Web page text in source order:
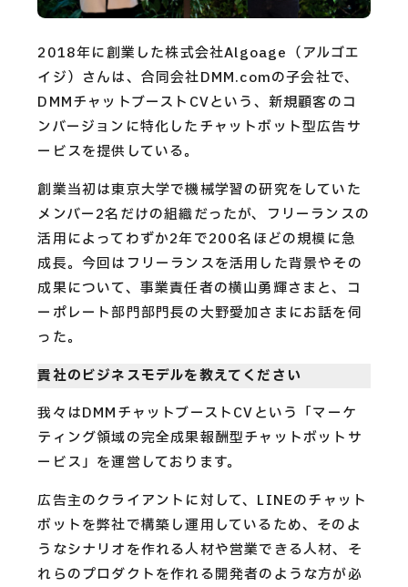
Security Action
2018年に創業した株式会社Algoage（アルゴエ
イジ）さんは、合同会社DMM.comの子会社で、
DMMチャットブーストCVという、新規顧客のコ
ンバージョンに特化したチャットボット型広告サ
ービスを提供している。
創業当初は東京大学で機械学習の研究をしていた
メンバー2名だけの組織だったが、フリーランスの
活用によってわずか2年で200名ほどの規模に急
成長。今回はフリーランスを活用した背景やその
成果について、事業責任者の横山勇輝さまと、コ
ーポレート部門部門長の大野愛加さまにお話を伺
った。
貴社のビジネスモデルを教えてください
我々はDMMチャットブーストCVという「マーケ
ティング領域の完全成果報酬型チャットボットサ
ービス」を運営しております。
広告主のクライアントに対して、LINEのチャット
ボットを弊社で構築し運用しているため、そのよ
うなシナリオを作れる人材や営業できる人材、そ
れらのプロダクトを作れる開発者のような方が必